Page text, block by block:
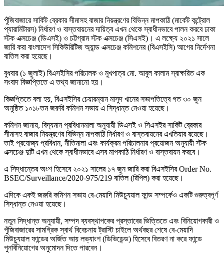
পুঁজিবাজারে সার্কিট ব্রেকার সীমাসহ বাজার নিয়ন্ত্রণের বিভিন্ন মাপকাঠি (মার্কেট কন্ট্রোল
প্যারামিটারস) নির্ধারণ ও বাস্তবায়নের দায়িত্ব এখন থেকে স্বাধীনভাবে পালন করবে ঢাকা
স্টক এক্সচেঞ্জ (ডিএসই) ও চট্টগ্রাম স্টক এক্সচেঞ্জ (সিএসই)। এ লক্ষ্যে ২০২১ সালে
জারি করা বাংলাদেশ সিকিউরিটিজ অ্যান্ড এক্সচেঞ্জ কমিশনের (বিএসইসি) আগের নির্দেশনা
বাতিল করা হয়েছে।
বুধবার (১ জুলাই) বিএসইসির পরিচালক ও মুখপাত্র মো. আবুল কালাম স্বাক্ষরিত এক
সংবাদ বিজ্ঞপ্তিতে এ তথ্য জানানো হয়।
বিজ্ঞপ্তিতে বলা হয়, বিএসইসির চেয়ারম্যান মাসুদ খানের সভাপতিত্বে গত ৩০ জুন
অনুষ্ঠিত ১০১৮তম জরুরি কমিশন সভায় এ সিদ্ধান্ত নেওয়া হয়েছে।
কমিশন জানায়, বিদ্যমান প্রবিধানমালা অনুযায়ী ডিএসই ও সিএসইর সার্কিট ব্রেকার
সীমাসহ বাজার নিয়ন্ত্রণের বিভিন্ন মাপকাঠি নির্ধারণ ও বাস্তবায়নের এখতিয়ার রয়েছে।
তাই প্রযোজ্য প্রবিধান, নীতিমালা এবং কার্যক্রম পরিচালনার প্রয়োজন অনুযায়ী স্টক
এক্সচেঞ্জ দুটি এখন থেকে স্বাধীনভাবে এসব মাপকাঠি নির্ধারণ ও বাস্তবায়ন করবে।
এ সিদ্ধান্তের অংশ হিসেবে ২০২১ সালের ১৭ জুন জারি করা বিএসইসির Order No.
BSEC/Surveillance/2020-975/219 বাতিল (রিপিল) করা হয়েছে।
এদিকে একই জরুরি কমিশন সভায় বে-মেয়াদি মিউচ্যুয়াল ফান্ড সম্পর্কেও একটি গুরুত্বপূর্ণ
সিদ্ধান্ত নেওয়া হয়েছে।
নতুন সিদ্ধান্ত অনুযায়ী, সম্পদ ব্যবস্থাপকের প্রস্তাবের ভিত্তিতে এবং বিনিয়োগকারী ও
পুঁজিবাজারের সামগ্রিক স্বার্থ বিবেচনায় ট্রাস্টি চাইলে অর্থবছর শেষে বে-মেয়াদি
মিউচ্যুয়াল ফান্ডের অর্জিত আয় লভ্যাংশ (ডিভিডেন্ড) হিসেবে বিতরণ না করে ফান্ডে
পুনর্বিনিয়োগের অনুমোদন দিতে পারবেন।